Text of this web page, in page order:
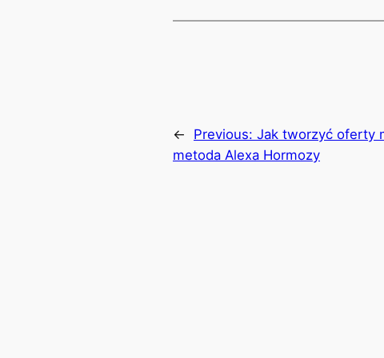
← Previous: Jak tworzyć oferty
metoda Alexa Hormozy